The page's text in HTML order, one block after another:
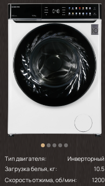
Тип двигателя:
Инверторный
Загрузка белья, кг:
10.5
Скорость отжима, об/мин:
1200